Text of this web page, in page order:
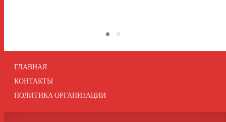
ГЛАВНАЯ
КОНТАКТЫ
ПОЛИТИКА ОРГАНИЗАЦИИ